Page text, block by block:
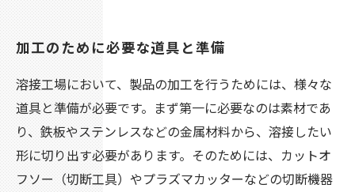
加工のために必要な道具と準備
溶接工場において、製品の加工を行うためには、様々な
道具と準備が必要です。まず第一に必要なのは素材であ
り、鉄板やステンレスなどの金属材料から、溶接したい
形に切り出す必要があります。そのためには、カットオ
フソー（切断工具）やプラズマカッターなどの切断機器